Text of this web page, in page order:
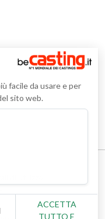
di utilizzo
facile da usare e per
sito web.
ACCETTA
TUTTO E